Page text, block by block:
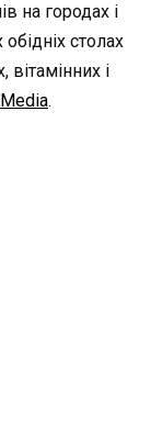
на городах і
столах
вітамінних і
.